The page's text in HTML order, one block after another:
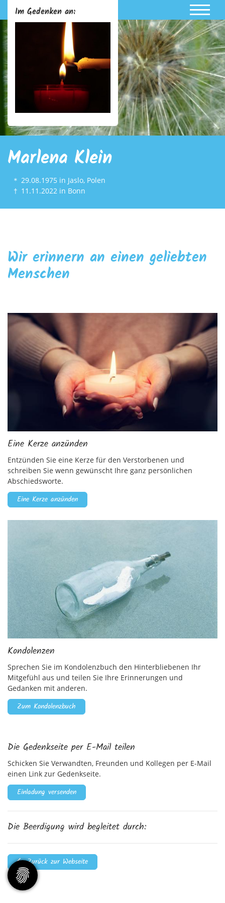
Im Gedenken an:
Marlena Klein
＊ 29.08.1975 in Jaslo, Polen
† 11.11.2022 in Bonn
Wir erinnern an einen geliebten
Menschen
Eine Kerze anzünden
Entzünden Sie eine Kerze für den Verstorbenen und
schreiben Sie wenn gewünscht Ihre ganz persönlichen
Abschiedsworte.
Eine Kerze anzünden
Kondolenzen
Sprechen Sie im Kondolenzbuch den Hinterbliebenen Ihr
Mitgefühl aus und teilen Sie Ihre Erinnerungen und
Gedanken mit anderen.
Zum Kondolenzbuch
Die Gedenkseite per E-Mail teilen
Schicken Sie Verwandten, Freunden und Kollegen per E-Mail
einen Link zur Gedenkseite.
Einladung versenden
Die Beerdigung wird begleitet durch:
Zurück zur Webseite